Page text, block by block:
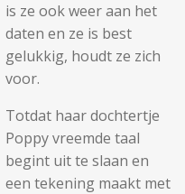
is ze ook weer aan het
daten en ze is best
gelukkig, houdt ze zich
voor.
Totdat haar dochtertje
Poppy vreemde taal
begint uit te slaan en
een tekening maakt met